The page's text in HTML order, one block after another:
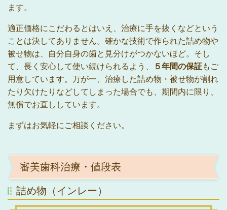
ます。
適正価格にこだわるとはいえ、治療に手を抜くなどという
ことは決してありません。 確かな技術で作られた詰め物や
被せ物は、
自分自身の歯と見分けがつかないほど。そし
て
、長く安心して使い続けられるよう、 ５年間の保証もご
用意しています。万が一、治療した詰め物・被せ物が割れ
たり欠けたりなどしてしまった場合でも、期間内に限り、
無償でお直ししています。
まずはお気軽にご相談ください。
審美歯科治療・値段表
詰め物（インレー）